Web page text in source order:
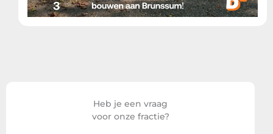
Heb je een vraag
voor onze fractie?